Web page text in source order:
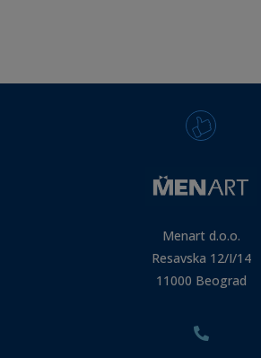
Menart d.o.o.
Resavska 12/I/14
11000 Beograd